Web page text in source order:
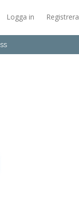
Logga in Registrera